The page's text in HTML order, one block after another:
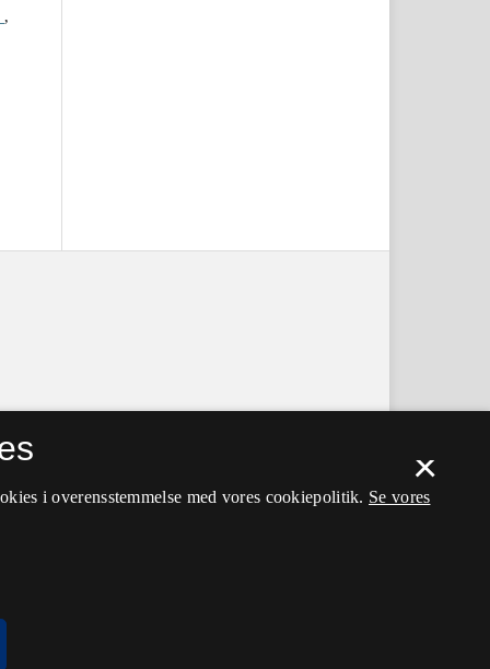
,
×
i overensstemmelse med vores cookiepolitik. Se vores